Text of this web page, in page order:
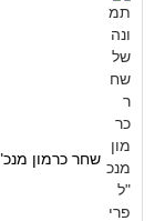
שחר כרמון